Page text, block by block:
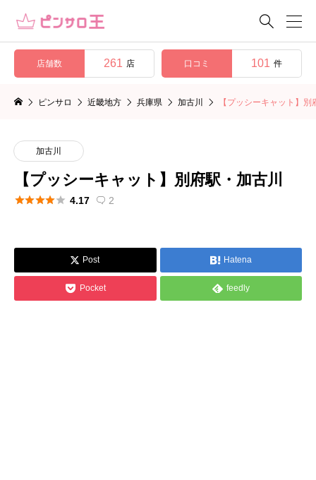

店舗数 261 店 口コミ 101 件
ピンサロ 近畿地方 兵庫県 加古川 【プッシーキャット】
加古川
【プッシーキャット】別府駅・加古川
 4.17  2
 Post  Hatena
 Pocket  feedly